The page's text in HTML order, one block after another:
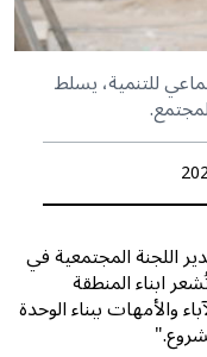
للتنمية، يسلط
اللجنة المجتمعية في
ابناء المنطقة
والأمهات ببناء الوحدة